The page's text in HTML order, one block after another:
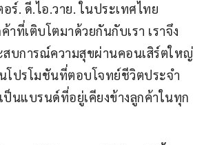
ร์. ดี.ไอ.วาย. ในประเทศไทย
ที่เติบโตมาด้วยกันกับเรา เราจึง
สบการณ์ความสุขผ่านคอนเสิร์ตใหญ่
โปรโมชันที่ตอบโจทย์ชีวิตประจำ
ป็นแบรนด์ที่อยู่เคียงข้างลูกค้าในทุก